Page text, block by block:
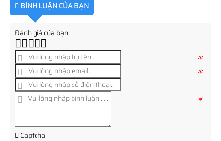
BÌNH LUẬN CỦA BẠN
Đánh giá của bạn:
*
*
*
Captcha